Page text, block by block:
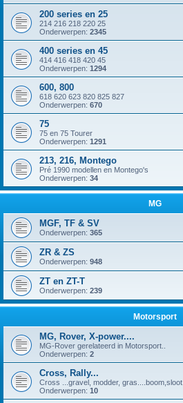
200 series en 25
214 216 218 220 25
Onderwerpen: 2345
400 series en 45
414 416 418 420 45
Onderwerpen: 1294
600, 800
618 620 623 820 825 827
Onderwerpen: 670
75
75 en 75 Tourer
Onderwerpen: 1291
213, 216, Montego
Pré 1990 modellen en Montego's
Onderwerpen: 34
MG
MGF, TF & SV
Onderwerpen: 365
ZR & ZS
Onderwerpen: 948
ZT en ZT-T
Onderwerpen: 239
Motorsport
MG, Rover, X-power....
MG-Rover gerelateerd in Motorsport..
Onderwerpen: 2
Cross, Rally...
Cross ...gravel, modder, gras....boom,sloot..
Onderwerpen: 10